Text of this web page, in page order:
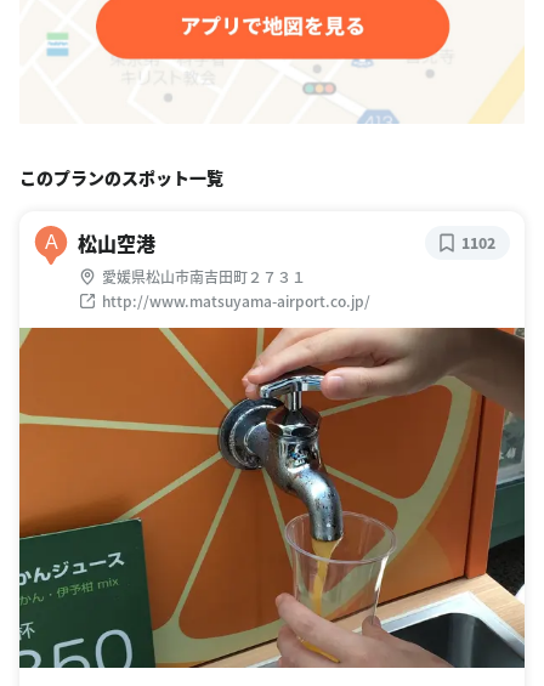
このプランのスポット一覧
A 松山空港
愛媛県松山市南吉田町２７３１
http://www.matsuyama-airport.co.jp/
1102